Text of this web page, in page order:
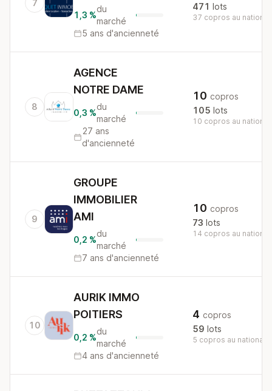
7
1,3 %
du
marché
5 ans d'ancienneté
471 lots
37 copros au national
8
AGENCE
NOTRE DAME
0,3 %
du
marché
27 ans
d'ancienneté
10 copros
105 lots
10 copros au national
9
GROUPE
IMMOBILIER
AMI
0,2 %
du
marché
7 ans d'ancienneté
10 copros
73 lots
14 copros au national
10
AURIK IMMO
POITIERS
0,2 %
du
marché
4 ans d'ancienneté
4 copros
59 lots
5 copros au national